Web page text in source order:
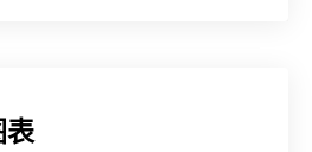
表